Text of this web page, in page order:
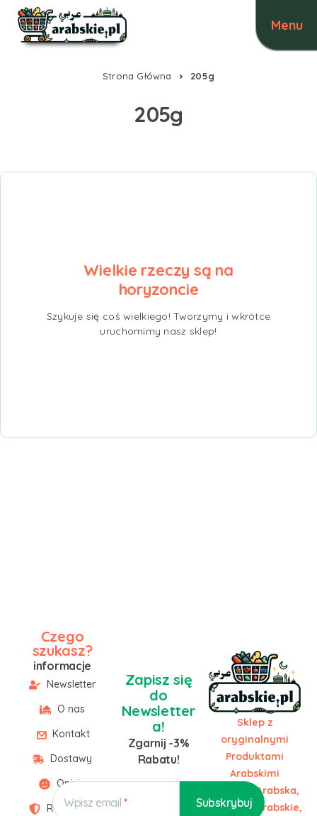
Strona Główna 205g
205g
Wielkie rzeczy są na
horyzoncie
Szykuje się coś wielkiego! Tworzymy i wkrótce
uruchomimy nasz sklep!
Czego
szukasz?
informacje
Newsletter
O nas
Kontakt
Dostawy
Opinie
Regulamin
Sklep z
oryginalnymi
Produktami
Arabskimi
Żywność Arabska,
Słodycze Arabskie,
Zapisz się
do
Newsletter
a!
Zgarnij -3%
Rabatu!
Wpisz email